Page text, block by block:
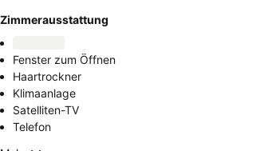
Zimmerausstattung
Fenster zum Öffnen
Haartrockner
Klimaanlage
Satelliten-TV
Telefon